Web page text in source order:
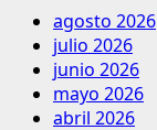
agosto 2026
julio 2026
junio 2026
mayo 2026
abril 2026